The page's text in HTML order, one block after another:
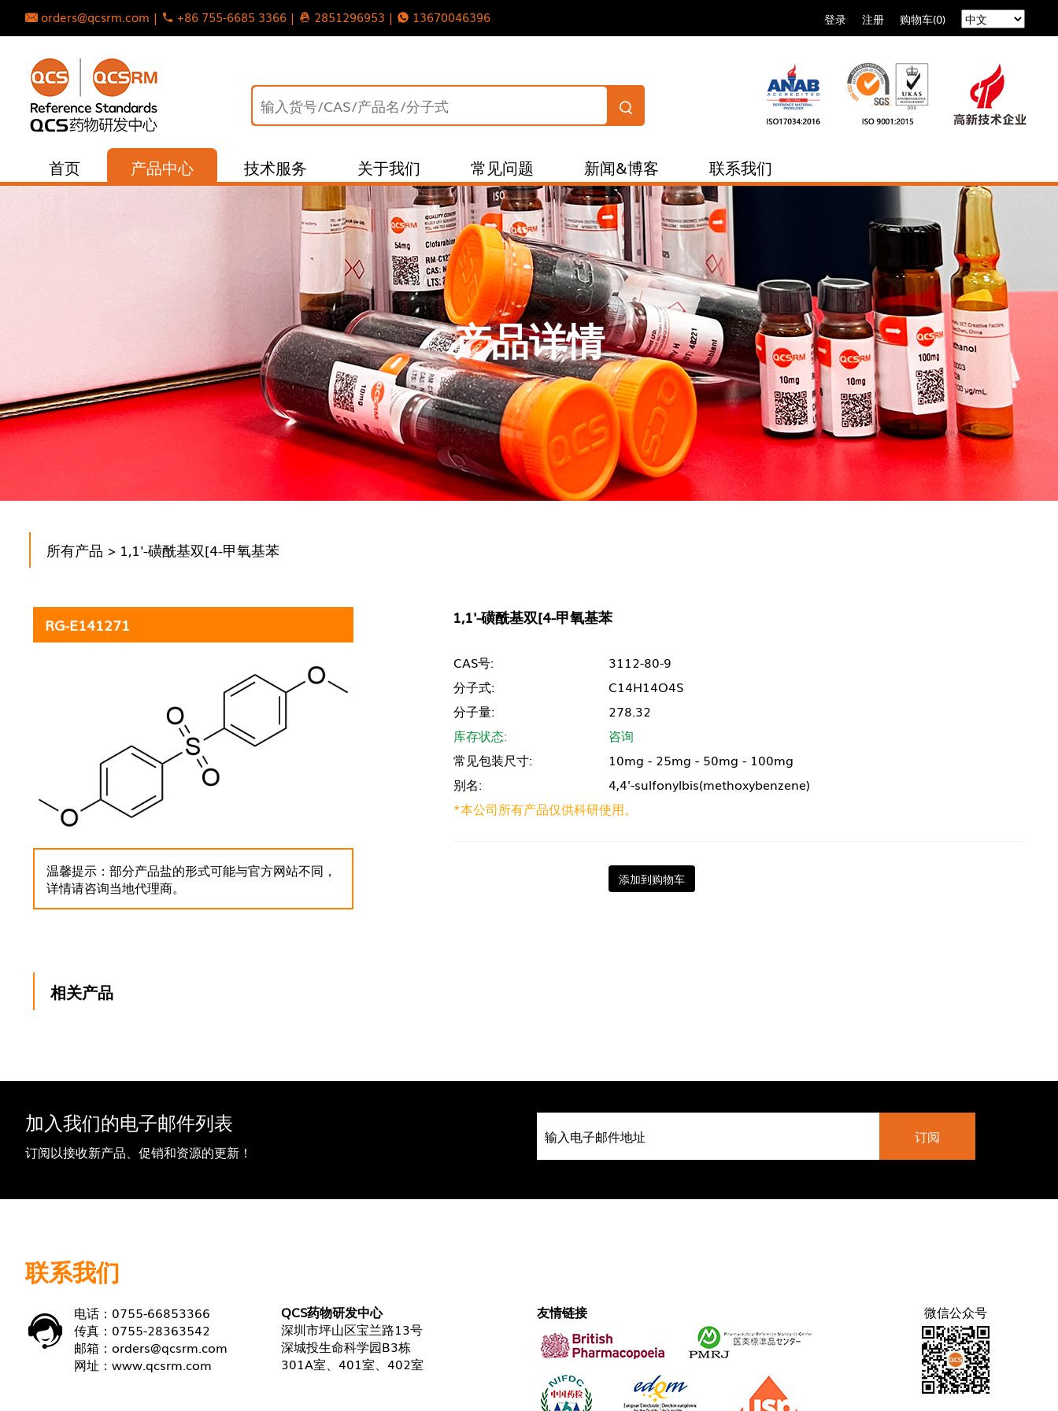
orders@qcsrm.com | +86 755-6685 3366 | 2851296953 | 13670046396 登录 注册 购物车(0)
首页 产品中心 技术服务 关于我们 常见问题 新闻&博客 联系我们
产品详情
所有产品 > 1,1'-磺酰基双[4-甲氧基苯
RG-E141271
温馨提示：部分产品盐的形式可能与官方网站不同，
详情请咨询当地代理商。
1,1'-磺酰基双[4-甲氧基苯
CAS号:
3112-80-9
分子式:
C14H14O4S
分子量:
278.32
库存状态:
咨询
常见包装尺寸:
10mg - 25mg - 50mg - 100mg
别名:
4,4'-sulfonylbis(methoxybenzene)
*本公司所有产品仅供科研使用。
添加到购物车
相关产品
加入我们的电子邮件列表
订阅以接收新产品、促销和资源的更新！
联系我们
电话：0755-66853366
传真：0755-28363542
邮箱： orders@qcsrm.com
网址： www.qcsrm.com
QCS药物研发中心
深圳市坪山区宝兰路13号
深城投生命科学园B3栋
301A室、401室、402室
友情链接 微信公众号